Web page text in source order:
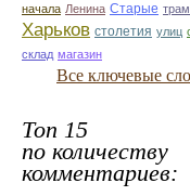
начала Ленина Старые
Харьков столетия улиц
склад магазин
Все ключевые
Топ 15
по количеству
комментариев: